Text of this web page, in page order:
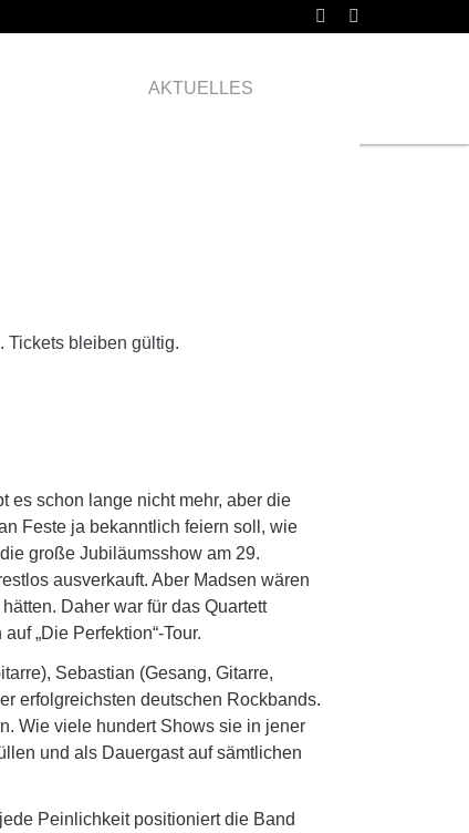
AKTUELLES10.09.
Tickets bleiben gültig.
es schon lange nicht mehr, aber die
Feste ja bekanntlich feiern soll, wie
große Jubiläumsshow am 29.
ausverkauft. Aber Madsen wären
Daher war für das Quartett
„Die Perfektion“-Tour.
Sebastian (Gesang, Gitarre,
erfolgreichsten deutschen Rockbands.
Wie viele hundert Shows sie in jener
und als Dauergast auf sämtlichen
Peinlichkeit positioniert die Band